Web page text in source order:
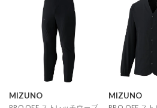
MIZUNO MIZUNO